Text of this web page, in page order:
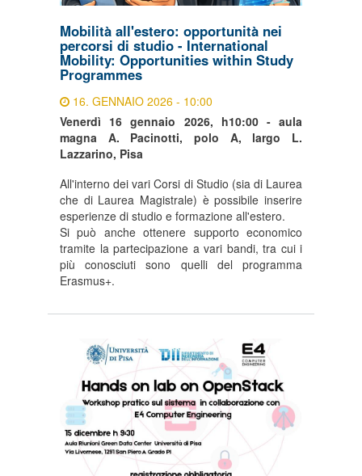
Mobilità all'estero: opportunità nei
percorsi di studio - International
Mobility: Opportunities within Study
Programmes
16. GENNAIO 2026 - 10:00
Venerdì 16 gennaio 2026, h10:00 - aula
magna A. Pacinotti, polo A, largo L.
Lazzarino, Pisa
All'interno dei vari Corsi di Studio (sia di Laurea
che di Laurea Magistrale) è possibile inserire
esperienze di studio e formazione all'estero.
Si può anche ottenere supporto economico
tramite la partecipazione a vari bandi, tra cui i
più conosciuti sono quelli del programma
Erasmus+.